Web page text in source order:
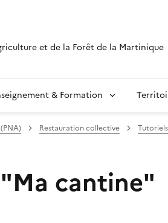
et de la Forêt de la Martinique
& Formation
Restauration collective Tutoriels
cantine"